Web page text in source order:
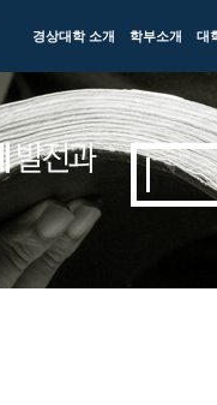
한양대학교
ERICA
경상대학
경상대학 소개 학부소개 대